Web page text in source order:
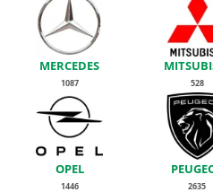
MERCEDES
1087 528
OPEL
1446 2635